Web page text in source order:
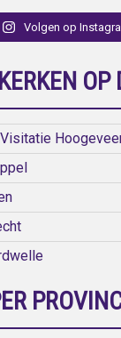
Volgen op
OP